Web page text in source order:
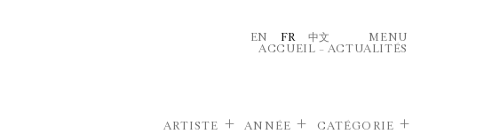
EN FR 中文
MENU
ACCUEIL – ACTUALITÉS
ARTISTE ANNÉE CATÉGORIE